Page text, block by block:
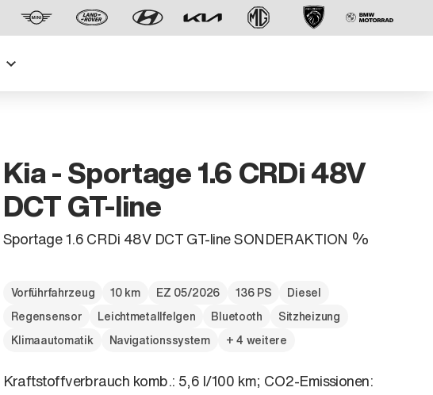
Der neue BMW X5.
Kia - Sportage 1.6 CRDi 48V
DCT GT-line
Sportage 1.6 CRDi 48V DCT GT-line SONDERAKTION %
Vorführfahrzeug 10 km EZ 05/2026 136 PS
Diesel
Regensensor
Leichtmetallfelgen Bluetooth
Sitzheizung
Klimaautomatik
Navigationssystem + 4 weitere
Kraftstoffverbrauch komb.: 5,6 l/100 km; CO2-Emissionen: